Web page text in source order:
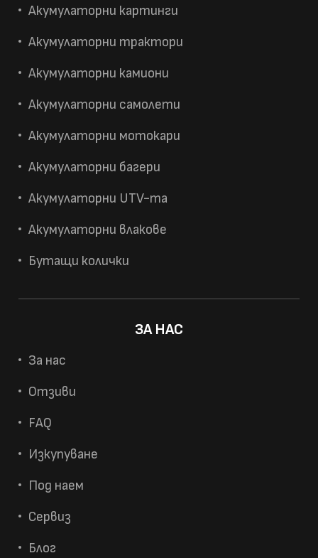
Акумулаторни картинги
Акумулаторни трактори
Акумулаторни камиони
Акумулаторни самолети
Акумулаторни мотокари
Акумулаторни багери
Акумулаторни UTV-та
Акумулаторни влакове
Бутащи колички
ЗА НАС
За нас
Отзиви
FAQ
Изкупуване
Под наем
Сервиз
Блог